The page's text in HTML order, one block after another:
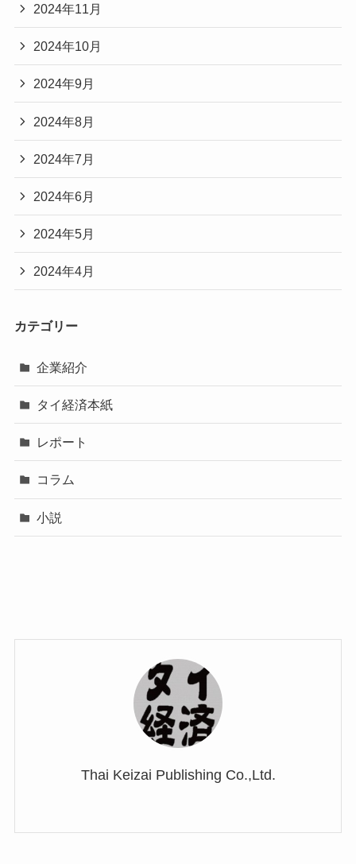
2024年11月
2024年10月
2024年9月
2024年8月
2024年7月
2024年6月
2024年5月
2024年4月
カテゴリー
企業紹介
タイ経済本紙
レポート
コラム
小説
Thai Keizai Publishing Co.,Ltd.